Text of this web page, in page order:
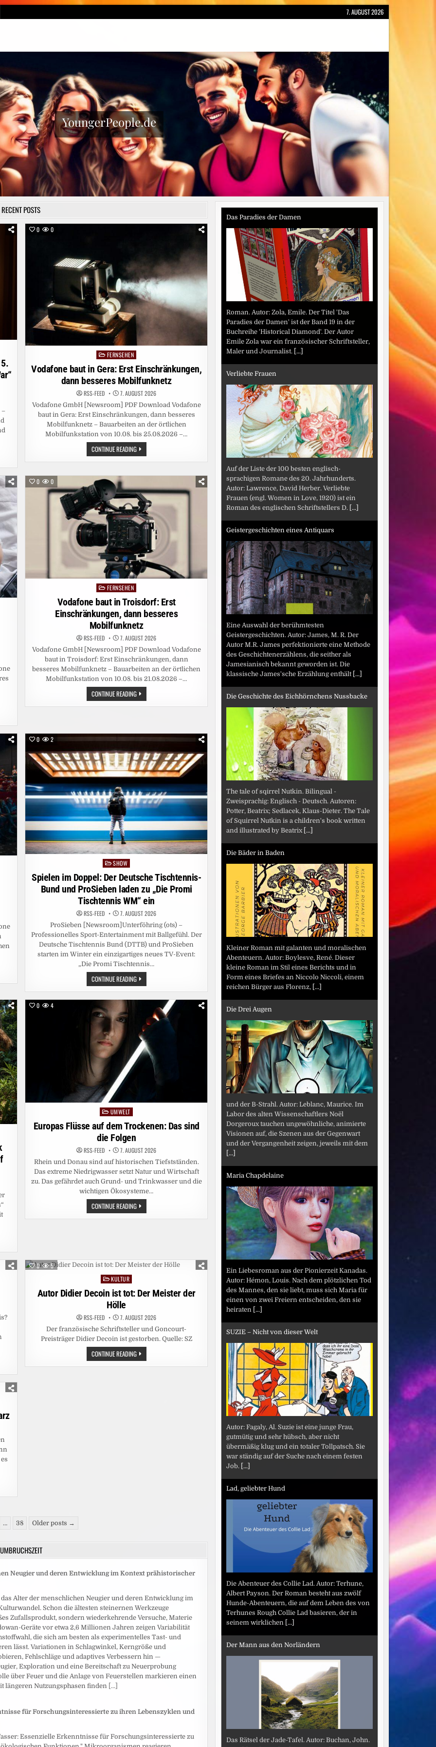
7. AUGUST 2026
YoungerPeople.de
RECENT POSTS
–
0 0
Posted
in
FERNSEHEN
Vodafone baut in Gera: Erst Einschränkungen,
dann besseres Mobilfunknetz
RSS-FEED 7. AUGUST 2026
Vodafone GmbH [Newsroom] PDF Download Vodafone
baut in Gera: Erst Einschränkungen, dann besseres
Mobilfunknetz – Bauarbeiten an der örtlichen
Mobilfunkstation von 10.08. bis 25.08.2026 –…
CONTINUE READINGVODAFONE
BAUT
IN
ERST
DANN
BESSERES
MOBILFUNKNETZ
0 0
Posted
in
FERNSEHEN
Vodafone baut in Troisdorf: Erst
Einschränkungen, dann besseres
Mobilfunknetz
RSS-FEED 7. AUGUST 2026
Vodafone GmbH [Newsroom] PDF Download Vodafone
baut in Troisdorf: Erst Einschränkungen, dann
besseres Mobilfunknetz – Bauarbeiten an der örtlichen
Mobilfunkstation von 10.08. bis 21.08.2026 –…
CONTINUE READINGVODAFONE
BAUT
IN
DANN
BESSERES
MOBILFUNKNETZ
0 2
Posted
in
SHOW
Spielen im Doppel: Der Deutsche Tischtennis-
Bund und ProSieben laden zu „Die Promi
Tischtennis WM“ ein
RSS-FEED 7. AUGUST 2026
ProSieben [Newsroom]Unterföhring (ots) –
Professionelles Sport-Entertainment mit Ballgefühl. Der
Deutsche Tischtennis Bund (DTTB) und ProSieben
starten im Winter ein einzigartiges neues TV-Event:
„Die Promi Tischtennis…
CONTINUE READINGSPIELEN
IM
DOPPEL:
DER
TISCHTENNIS-
BUND
UND
PROSIEBEN
LADEN
ZU
„DIE
PROMI
TISCHTENNIS
WM“
0 4
Posted
in
UMWELT
Europas Flüsse auf dem Trockenen: Das sind
die Folgen
RSS-FEED 7. AUGUST 2026
Rhein und Donau sind auf historischen Tiefstständen.
Das extreme Niedrigwasser setzt Natur und Wirtschaft
zu. Das gefährdet auch Grund- und Trinkwasser und die
wichtigen Ökosysteme…
CONTINUE READINGEUROPAS
FLÜSSE
AUF
0 5
Posted
in
KULTUR
Autor Didier Decoin ist tot: Der Meister der
Hölle
RSS-FEED 7. AUGUST 2026
Der französische Schriftsteller und Goncourt-
Preisträger Didier Decoin ist gestorben. Quelle: SZ
CONTINUE READINGAUTOR
DIDIER
DECOIN
… 38 Older posts →
UMBRUCHSZEIT
Neugier und deren Entwicklung im Kontext prähistorischer
das Alter der menschlichen Neugier und deren Entwicklung im
Schon die ältesten steinernen Werkzeuge
Zufallsprodukt, sondern wiederkehrende Versuche, Materie
Geräte vor etwa 2,6 Millionen Jahren zeigen Variabilität
die sich am besten als experimentelles Tast- und
lässt. Variationen in Schlagwinkel, Kerngröße und
Fehlschläge und adaptives Verbessern hin —
Exploration und eine Bereitschaft zu Neuerprobung
über Feuer und die Anlage von Feuerstellen markieren einen
längeren Nutzungsphasen finden [...]
für Forschungsinteressierte zu ihren Lebenszyklen und
Essenzielle Erkenntnisse für Forschungsinteressierte zu
Das Paradies der Damen
Roman. Autor: Zola, Emile. Der Titel 'Das
Paradies der Damen' ist der Band 19 in der
Buchreihe 'Historical Diamond'. Der Autor
Emile Zola war ein französischer Schriftsteller,
Maler und Journalist. [...]
Verliebte Frauen
Auf der Liste der 100 besten englisch-
sprachigen Romane des 20. Jahrhunderts.
Autor: Lawrence, David Herber. Verliebte
Frauen (engl. Women in Love, 1920) ist ein
Roman des englischen Schriftstellers D. [...]
Geistergeschichten eines Antiquars
Eine Auswahl der berühmtesten
Geistergeschichten. Autor: James, M. R. Der
Autor M.R. James perfektionierte eine Methode
des Geschichtenerzählens, die seither als
Jamesianisch bekannt geworden ist. Die
klassische James'sche Erzählung enthält [...]
Die Geschichte des Eichhörnchens Nussbacke
The tale of sqirrel Nutkin. Bilingual -
Zweisprachig: Englisch - Deutsch. Autoren:
Potter, Beatrix; Sedlacek, Klaus-Dieter. The Tale
of Squirrel Nutkin is a children's book written
and illustrated by Beatrix [...]
Die Bäder in Baden
Kleiner Roman mit galanten und moralischen
Abenteuern. Autor: Boylesve, René. Dieser
kleine Roman im Stil eines Berichts und in
Form eines Briefes an Niccolo Niccoli, einem
reichen Bürger aus Florenz, [...]
Die Drei Augen
und der B-Strahl. Autor: Leblanc, Maurice. Im
Labor des alten Wissenschaftlers Noël
Dorgeroux tauchen ungewöhnliche, animierte
Visionen auf, die Szenen aus der Gegenwart
und der Vergangenheit zeigen, jeweils mit dem
[...]
Maria Chapdelaine
Ein Liebesroman aus der Pionierzeit Kanadas.
Autor: Hémon, Louis. Nach dem plötzlichen Tod
des Mannes, den sie liebt, muss sich Maria für
einen von zwei Freiern entscheiden, den sie
heiraten [...]
SUZIE – Nicht von dieser Welt
Autor: Fagaly, Al. Suzie ist eine junge Frau,
gutmütig und sehr hübsch, aber nicht
übermäßig klug und ein totaler Tollpatsch. Sie
war ständig auf der Suche nach einem festen
Job. [...]
Lad, geliebter Hund
Die Abenteuer des Collie Lad. Autor: Terhune,
Albert Payson. Der Roman besteht aus zwölf
Hunde-Abenteuern, die auf dem Leben des von
Terhunes Rough Collie Lad basieren, der in
seinem wirklichen [...]
Der Mann aus den Norländern
Das Rätsel der Jade-Tafel. Autor: Buchan, John.